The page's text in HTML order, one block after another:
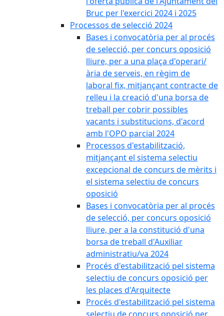
Bruc per l'exercici 2024 i 2025
Processos de selecció 2024
Bases i convocatòria per al procés
de selecció, per concurs oposició
lliure, per a una plaça d'operari/
ària de serveis, en règim de
laboral fix, mitjançant contracte de
relleu i la creació d'una borsa de
treball per cobrir possibles
vacants i substitucions, d'acord
amb l'OPO parcial 2024
Processos d'estabilització,
mitjançant el sistema selectiu
excepcional de concurs de mèrits i
el sistema selectiu de concurs
oposició
Bases i convocatòria per al procés
de selecció, per concurs oposició
lliure, per a la constitució d'una
borsa de treball d'Auxiliar
administratiu/va 2024
Procés d'estabilització pel sistema
selectiu de concurs oposició per
les places d'Arquitecte
Procés d'estabilització pel sistema